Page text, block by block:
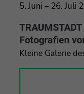
5. Juni – 26. Juli
Fotografien
Kleine Galerie